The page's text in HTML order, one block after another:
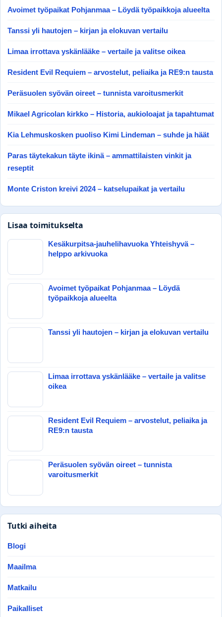
Avoimet työpaikat Pohjanmaa – Löydä työpaikkoja alueelta
Tanssi yli hautojen – kirjan ja elokuvan vertailu
Limaa irrottava yskänlääke – vertaile ja valitse oikea
Resident Evil Requiem – arvostelut, peliaika ja RE9:n tausta
Peräsuolen syövän oireet – tunnista varoitusmerkit
Mikael Agricolan kirkko – Historia, aukioloajat ja tapahtumat
Kia Lehmuskosken puoliso Kimi Lindeman – suhde ja häät
Paras täytekakun täyte ikinä – ammattilaisten vinkit ja
reseptit
Monte Criston kreivi 2024 – katselupaikat ja vertailu
Lisaa toimitukselta
Kesäkurpitsa-jauhelihavuoka Yhteishyvä –
helppo arkivuoka
Avoimet työpaikat Pohjanmaa – Löydä
työpaikkoja alueelta
Tanssi yli hautojen – kirjan ja elokuvan vertailu
Limaa irrottava yskänlääke – vertaile ja valitse
oikea
Resident Evil Requiem – arvostelut, peliaika ja
RE9:n tausta
Peräsuolen syövän oireet – tunnista
varoitusmerkit
Tutki aiheita
Blogi
Maailma
Matkailu
Paikalliset